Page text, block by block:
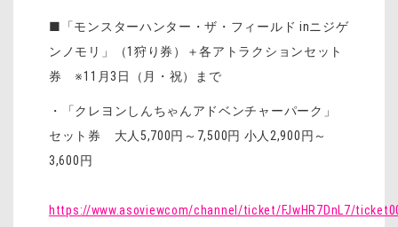
■「モンスターハンター・ザ・フィールド inニジゲ
ンノモリ」（1狩り券）＋各アトラクションセット
券 ※11月3日（月・祝）まで
・「クレヨンしんちゃんアドベンチャーパーク」
セット券 大人5,700円～7,500円 小人2,900円～
3,600円
https://www.asoviewcom/channel/ticket/FJwHR7DnL7/